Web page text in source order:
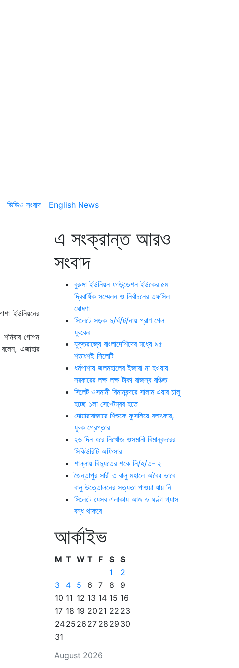
ভিডিও সংবাদ English News
ইউনিয়নের
শনিবার গোপন
এজাহার
এ সংক্রান্ত আরও
সংবাদ
বুরুঙ্গা ইউনিয়ন ফাউন্ডেশন ইউকের ৫ম
দ্বিবার্ষিক সম্মেলন ও নির্বাচনের তফসিল
ঘোষণা
সিলেটে সড়ক দু/র্ঘ/ট/নায় প্রাণ গেল
যুবকের
যুক্তরাজ্যে বাংলাদেশিদের মধ্যে ৯৫
শতাংশই সিলেটি
ধর্মপাশায় জলমহালের ইজারা না হওয়ায়
সরকারের লক্ষ লক্ষ টাকা রাজস্ব বঞ্চিত
সিলেট ওসমানী বিমানবন্দরে সালাম এয়ার চালু
হচ্ছে ১লা সেপ্টেম্বর হতে
দোয়ারাবাজারে শিশুকে ফুসলিয়ে বলাৎকার,
যুবক গ্রেপ্তার
২৬ দিন ধরে নিখোঁজ ওসমানী বিমানবন্দরের
সিকিউরিটি অফিসার
শাল্লায় বিদ্যুতের শকে নি/হ/ত- ২
জৈন্তাপুর সারী ৩ বালু মহালে অবৈধ ভাবে
বালু উত্তোলনের সত্যতা পাওয়া যায় নি
সিলেটে যেসব এলাকায় আজ ৬ ঘণ্টা গ্যাস
বন্ধ থাকবে
আর্কাইভ
August 2026
M T W T F S S
1
2
3
4 5 6 7 8
9
10 11 12 13 14 15 16
17 18 19 20 21 22 23
2425 26 27 28 29 30
31